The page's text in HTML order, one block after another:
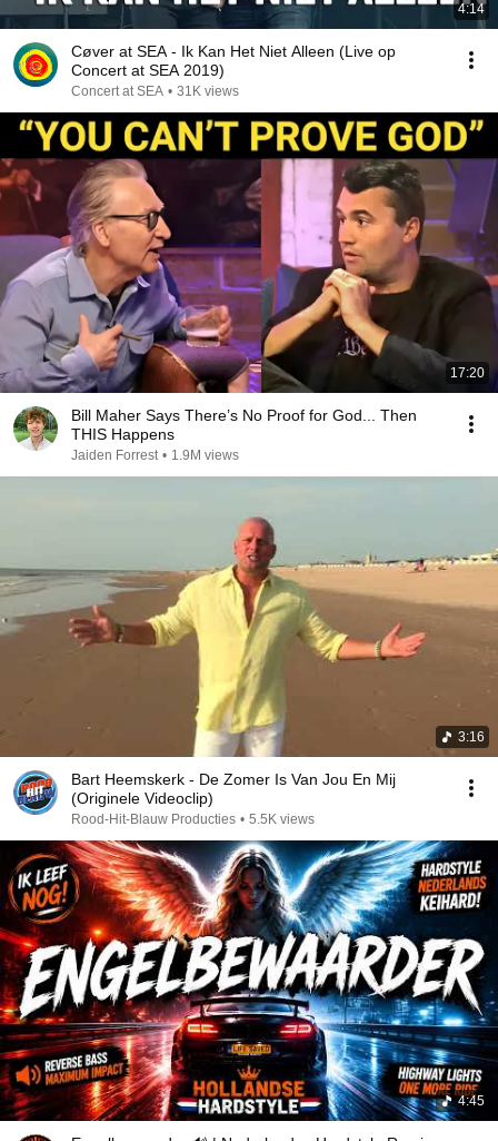
4:14
Cøver at SEA - Ik Kan Het Niet Alleen (Live op
Concert at SEA 2019)
Concert at SEA • 31K views
17:20
Bill Maher Says There’s No Proof for God... Then
THIS Happens
Jaiden Forrest • 1.9M views
3:16
Bart Heemskerk - De Zomer Is Van Jou En Mij
(Originele Videoclip)
Rood-Hit-Blauw Producties • 5.5K views
4:45